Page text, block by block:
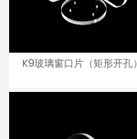
K9玻璃窗口片（矩形开孔）